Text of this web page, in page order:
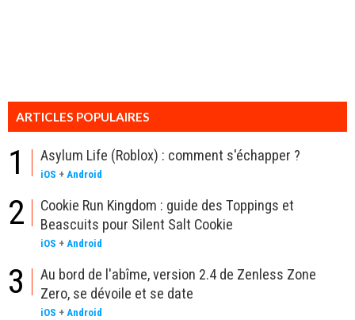
ARTICLES POPULAIRES
1 Asylum Life (Roblox) : comment s'échapper ?
iOS + Android
2
Cookie Run Kingdom : guide des Toppings et
Beascuits pour Silent Salt Cookie
iOS + Android
3
Au bord de l'abîme, version 2.4 de Zenless Zone
Zero, se dévoile et se date
iOS + Android